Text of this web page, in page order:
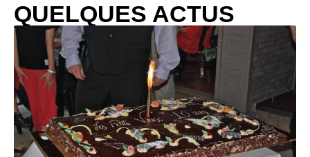
QUELQUES ACTUS